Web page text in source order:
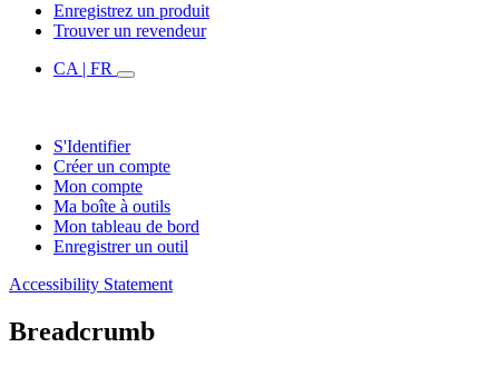
Enregistrez un produit
Trouver un revendeur
CA | FR
S'Identifier
Créer un compte
Mon compte
Ma boîte à outils
Mon tableau de bord
Enregistrer un outil
Accessibility Statement
Breadcrumb